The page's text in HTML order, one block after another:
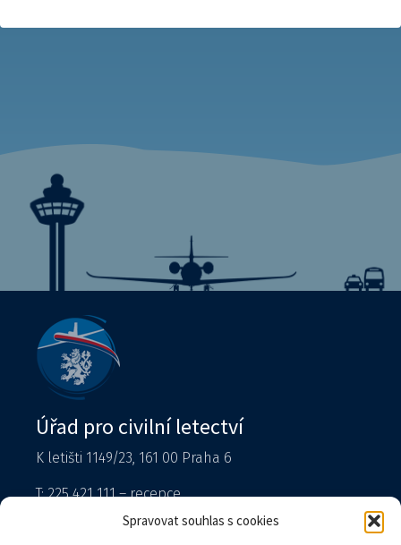
Spravovat souhlas s cookies
Úřad pro civilní letectví
K letišti 1149/23, 161 00 Praha 6
T: 225 421 111 – recepce